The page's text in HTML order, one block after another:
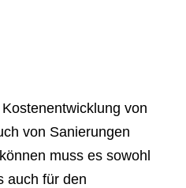
von
von Sanierungen
muss es sowohl
auch für den